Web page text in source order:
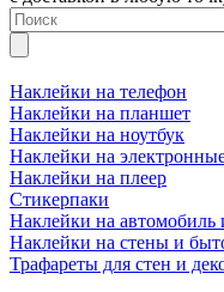
Наклейки на телефон
Наклейки на планшет
Наклейки на ноутбук
Наклейки на
Наклейки на плеер
Стикерпаки
Наклейки на автомобиль
Наклейки на стены и
Трафареты для стен и